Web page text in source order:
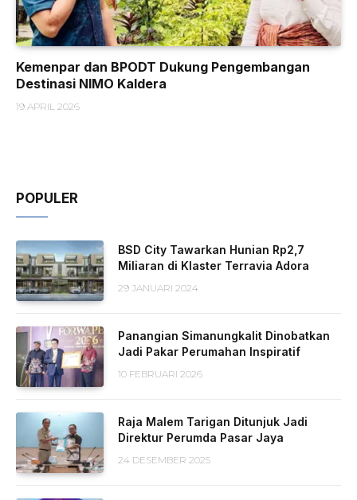
Kemenpar dan BPODT Dukung Pengembangan
Destinasi NIMO Kaldera
19 APRIL 2026
POPULER
BSD City Tawarkan Hunian Rp2,7
Miliaran di Klaster Terravia Adora
29 JANUARI 2024
Panangian Simanungkalit Dinobatkan
Jadi Pakar Perumahan Inspiratif
10 FEBRUARI 2026
Raja Malem Tarigan Ditunjuk Jadi
Direktur Perumda Pasar Jaya
24 DESEMBER 2025